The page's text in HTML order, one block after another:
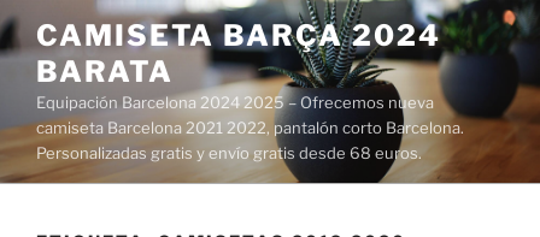
Saltar
al
contenido
CAMISETA BARÇA 2024
BARATA
Equipación Barcelona 2024 2025 – Ofrecemos nueva
camiseta Barcelona 2021 2022, pantalón corto Barcelona.
Personalizadas gratis y envío gratis desde 68 euros.